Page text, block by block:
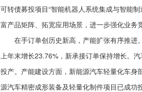
可转债募投项目“智能机器人系统集成与智能
富产品矩阵、拓宽应用场景，进一步强化业务
在手订单创历史新高，产能扩张有序推进
上年末增长23.76%，新承接订单保持增长。
投产。产能建设方面，新能源汽车轻量化车
源汽车精密成形装备及轻量化制件项目已成